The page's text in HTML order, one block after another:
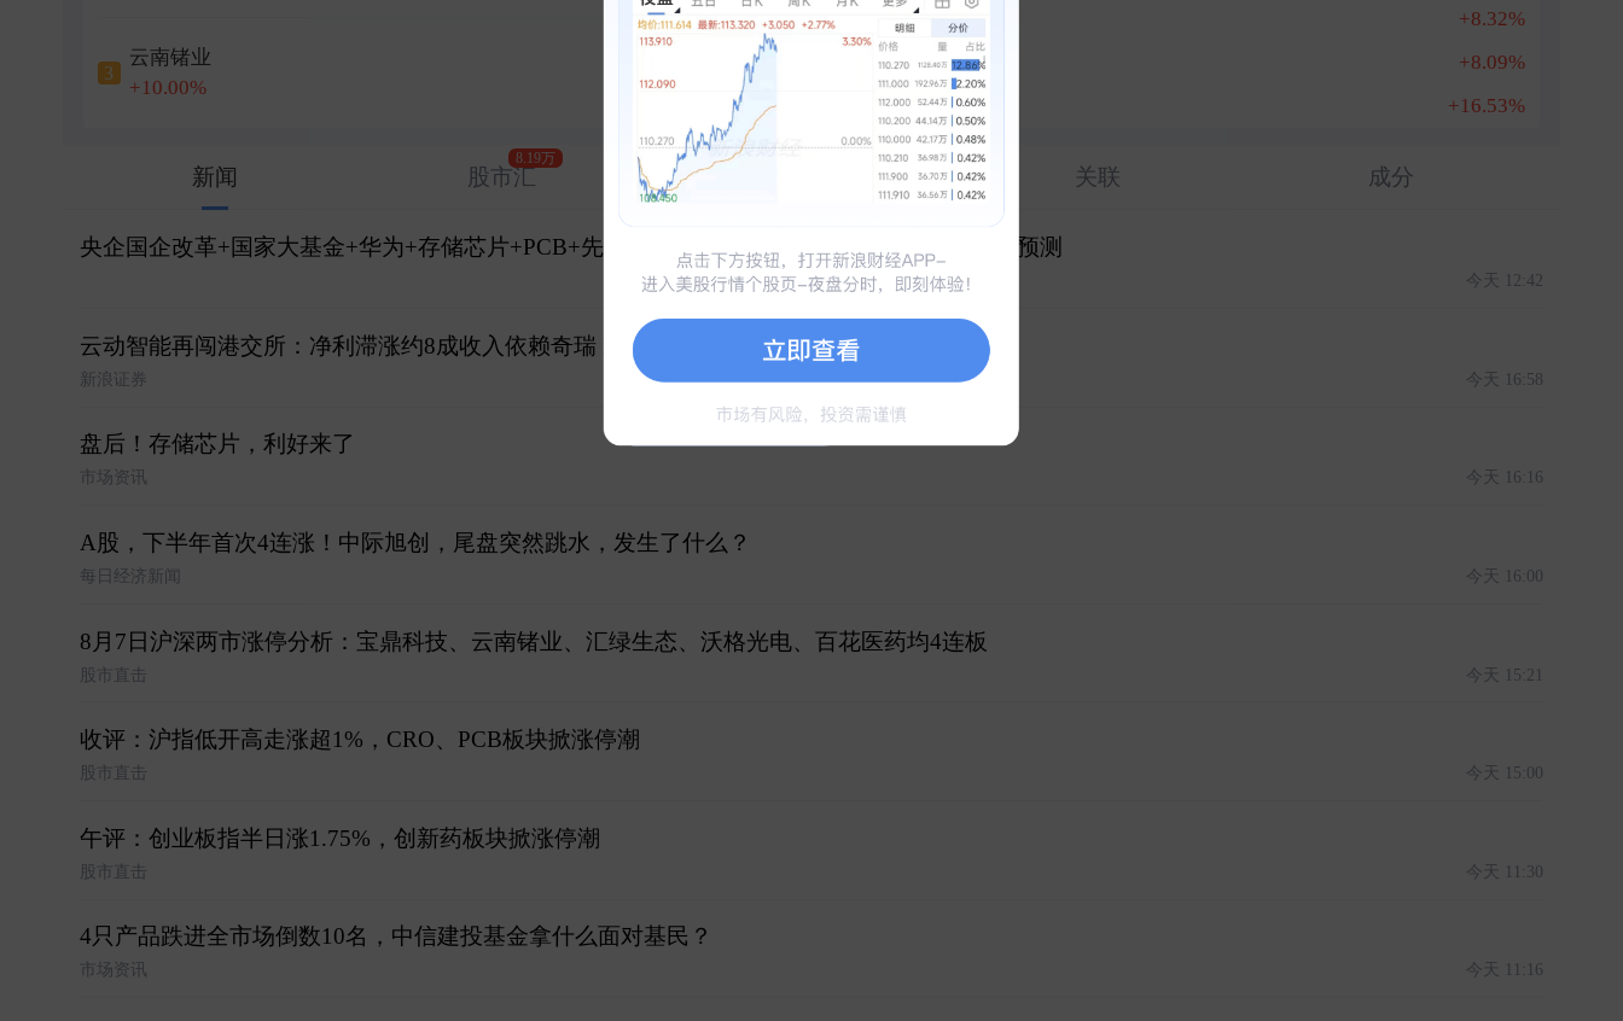
3
云南锗业
+10.00%
六天四板
兆易创新 +8.32%
深南电路 +8.09%
南亚新材 +16.53%
新闻 股市汇
8.19万
关联 成分
央企国企改革+国家大基金+华为+存储芯片+PCB+先进封装！订单持续突破，上调归母净利润预测
今天 12:42
云动智能再闯港交所：净利滞涨约8成收入依赖奇瑞 IPO前突击分红和低价入股被疑利益输送
新浪证券 今天 16:58
盘后！存储芯片，利好来了
市场资讯 今天 16:16
A股，下半年首次4连涨！中际旭创，尾盘突然跳水，发生了什么？
每日经济新闻 今天 16:00
8月7日沪深两市涨停分析：宝鼎科技、云南锗业、汇绿生态、沃格光电、百花医药均4连板
股市直击 今天 15:21
收评：沪指低开高走涨超1%，CRO、PCB板块掀涨停潮
股市直击 今天 15:00
午评：创业板指半日涨1.75%，创新药板块掀涨停潮
股市直击 今天 11:30
4只产品跌进全市场倒数10名，中信建投基金拿什么面对基民？
市场资讯 今天 11:16